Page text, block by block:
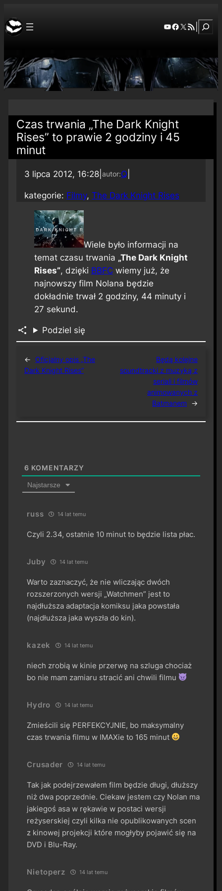
YouTube
Facebook
X RSS Feed
Czas trwania „The Dark Knight
Rises” to prawie 2 godziny i 45
minut
3 lipca 2012, 16:28| autor:Q
kategorie: Filmy, The Dark Knight Rises
Wiele było informacji na
temat czasu trwania „The Dark Knight
Rises”, dzięki BBFCwiemy już, że
najnowszy film Nolana będzie
dokładnie trwał 2 godziny, 44 minuty i
27 sekund.
Podziel się
← Oficjalny opis „The
Dark Knight Rises”
Będą kolejne
soundtracki z muzyką z
seriali i filmów
animowanych z
Batmanem
→
6 KOMENTARZY
Najstarsze
russ 14 lat temu
Czyli 2.34, ostatnie 10 minut to będzie lista płac.
Juby 14 lat temu
Warto zaznaczyć, że nie wliczając dwóch
rozszerzonych wersji „Watchmen” jest to
najdłuższa adaptacja komiksu jaka powstała
(najdłuższa jaka wyszła do kin).
kazek 14 lat temu
niech zrobią w kinie przerwę na szluga chociaż
bo nie mam zamiaru stracić ani chwili filmu
Hydro 14 lat temu
Zmieścili się PERFEKCYJNIE, bo maksymalny
czas trwania filmu w IMAXie to 165 minut
Crusader 14 lat temu
Tak jak podejrzewałem film będzie długi, dłuższy
niż dwa poprzednie. Ciekaw jestem czy Nolan ma
jakiegoś asa w rękawie w postaci wersji
reżyserskiej czyli kilka nie opublikowanych scen
z kinowej projekcji które mogłyby pojawić się na
DVD i Blu-Ray.
Nietoperz 14 lat temu